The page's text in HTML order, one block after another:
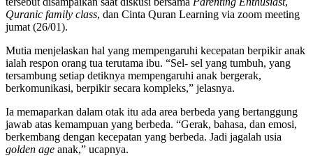
Quranic family class, dan Cinta Quran Learning via zoom meeting
jumat (26/01).
Mutia menjelaskan hal yang mempengaruhi kecepatan berpikir anak
ialah respon orang tua terutama ibu. “Sel- sel yang tumbuh, yang
tersambung setiap detiknya mempengaruhi anak bergerak,
berkomunikasi, berpikir secara kompleks,” jelasnya.
Ia memaparkan dalam otak itu ada area berbeda yang bertanggung
jawab atas kemampuan yang berbeda. “Gerak, bahasa, dan emosi,
berkembang dengan kecepatan yang berbeda. Jadi jagalah usia
golden age anak,” ucapnya.